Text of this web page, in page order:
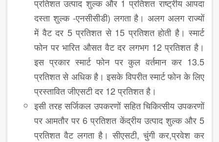
प्रतिशत उत्‍पाद शुल्‍क और 1 प्रतिशत राष्‍ट्रीय आपदा
दस्‍ता शुल्‍क -एनसीसीडी) लगता है। अलग अलग राज्‍यों
में वैट दर 5 प्रतिशत से 15 प्रतिशत होती है। स्‍मार्ट
फोन पर भारित औसत वैट दर लगभग 12 प्रतिशत है।
इस प्रकार स्‍मार्ट फोन पर कुल वर्तमान कर 13.5
प्रतिशत से अधिक है। इसके विपरीत स्‍मार्ट फोन के लिए
प्रस्‍तावित जीएसटी दर 12 प्रतिशत है।
इसी तरह सर्जिकल उपकरणों सहित चिकित्‍सीय उपकरणों
पर आमतौर पर 6 प्रतिशत केंद्रीय उत्‍पाद शुल्‍क और 5
प्रतिशत वैट लगता है। सीएसटी, चुंगी कर,प्रवेश कर